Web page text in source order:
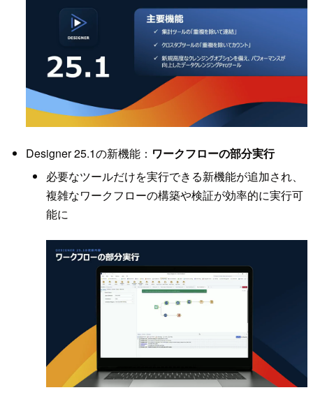
Designer 25.1の新機能： ワークフローの部分実行
必要なツールだけを実行できる新機能が追加され、
複雑なワークフローの構築や検証が効率的に実行可
能に